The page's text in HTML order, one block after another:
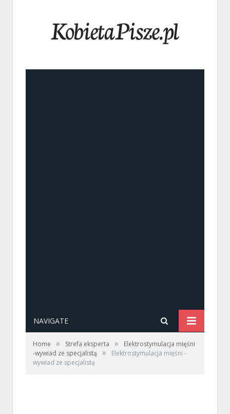
NAVIGATE
Home » Strefa eksperta »
Elektrostymulacja mięśni
-wywiad ze specjalistą
»
Elektrostymulacja mięśni -
wywiad ze specjalistą